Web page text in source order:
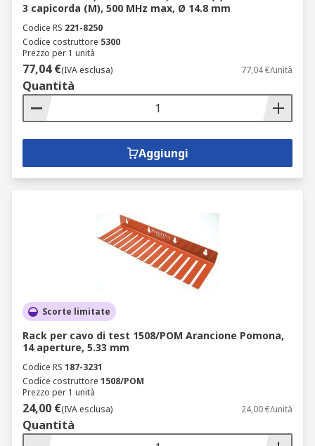
3 capicorda (M), 500 MHz max, Ø 14.8 mm
Codice RS 221-8250
Codice costruttore 5300
Prezzo per 1 unità
77,04 €(IVA esclusa) 77,04 €/unità
Quantità
Aggiungi
Scorte limitate
Rack per cavo di test 1508/POM Arancione Pomona,
14 aperture, 5.33 mm
Codice RS 187-3231
Codice costruttore 1508/POM
Prezzo per 1 unità
24,00 €(IVA esclusa) 24,00 €/unità
Quantità